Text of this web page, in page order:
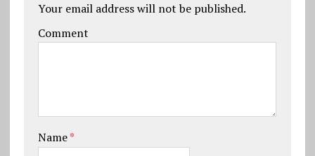
Your email address will not be published.
Comment
Name*